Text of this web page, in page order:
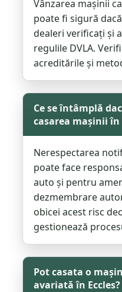
Vânzarea mașinii
poate fi sigură
dealeri verificați și
regulile DVLA.
acreditările și
Ce se întâmplă
casarea mașinii în
Nerespectarea
poate face
auto și pentru
dezmembrare
obicei acest risc
gestionează
Pot casata o
avariată în Eccles?